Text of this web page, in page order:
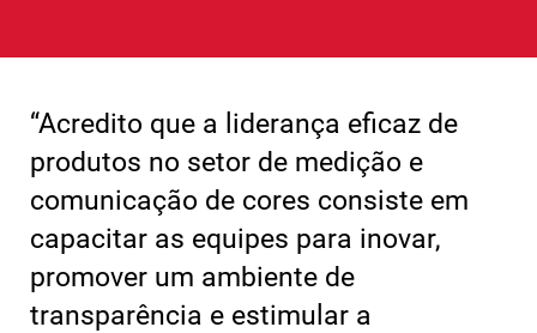
“Acredito que a liderança eficaz de
produtos no setor de medição e
comunicação de cores consiste em
capacitar as equipes para inovar,
promover um ambiente de
transparência e estimular a